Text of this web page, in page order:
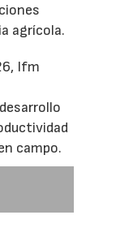
agrícola.
Ifm
campo.